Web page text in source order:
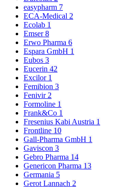
easypharm 7
ECA-Medical 2
Ecolab 1
Emser8
Erwo Pharma 6
Espara GmbH 1
Eubos 3
Eucerin 42
Excilor 1
Femibion 3
Fenivir 2
Formoline 1
Frank&Co 1
Fresenius Kabi Austria 1
Frontline 10
Gall-Pharma GmbH 1
Gaviscon 3
Gebro Pharma 14
Genericon Pharma 13
Germania 5
Gerot Lannach 2